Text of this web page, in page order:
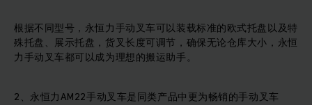
根据不同型号，永恒力手动叉车可以装载标准的欧式托盘以及特
殊托盘、展示托盘，货叉长度可调节，确保无论仓库大小，永恒
力手动叉车都可以成为理想的搬运助手。
2、永恒力AM22手动叉车是同类产品中更为畅销的手动叉车